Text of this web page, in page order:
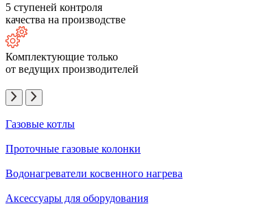
5 ступеней контроля
качества на производстве
Комплектующие только
от ведущих производителей
Газовые котлы
Проточные газовые колонки
Водонагреватели косвенного нагрева
Аксессуары для оборудования